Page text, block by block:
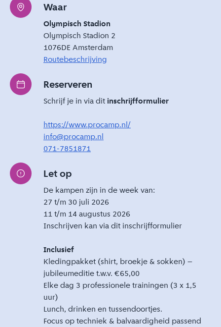
Waar
Olympisch Stadion
Olympisch Stadion 2
1076DE Amsterdam
Routebeschrijving
Reserveren
Schrijf je in via dit inschrijfformulier
https://www.procamp.nl/
info@procamp.nl
071-7851871
Let op
De kampen zijn in de week van:
27 t/m 30 juli 2026
11 t/m 14 augustus 2026
Inschrijven kan via dit inschrijfformulier
Inclusief
Kledingpakket (shirt, broekje & sokken) –
jubileumeditie t.w.v. €65,00
Elke dag 3 professionele trainingen (3 x 1,5
uur)
Lunch, drinken en tussendoortjes.
Focus op techniek & balvaardigheid passend